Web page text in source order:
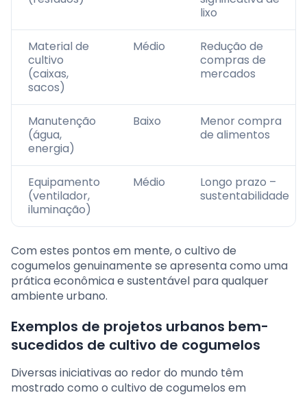
lixo
Material de
cultivo
(caixas,
sacos)
Médio
Redução de
compras de
mercados
Manutenção
(água,
energia)
Baixo
Menor compra
de alimentos
Equipamento
(ventilador,
iluminação)
Médio
Longo prazo –
sustentabilidade
Com estes pontos em mente, o cultivo de
cogumelos genuinamente se apresenta como uma
prática econômica e sustentável para qualquer
ambiente urbano.
Exemplos de projetos urbanos bem-
sucedidos de cultivo de cogumelos
Diversas iniciativas ao redor do mundo têm
mostrado como o cultivo de cogumelos em